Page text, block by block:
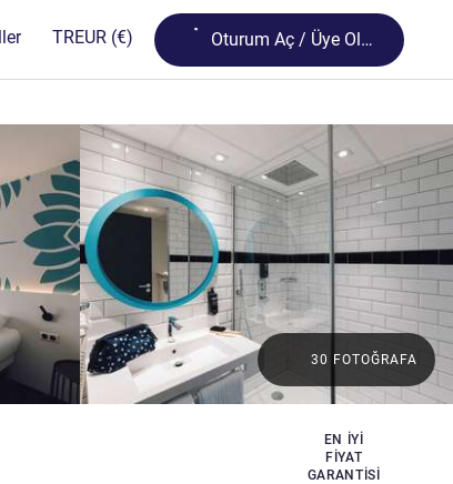
TREUR (€) Loading...
Oturum Aç / Üye Olun
EN IYI
FIYAT
GARANTISI
30 FOTOĞRAFA